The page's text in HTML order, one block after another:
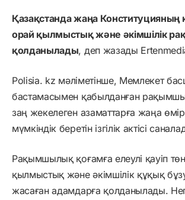
Қазақстанда жаңа
орай қылмыстық және әкімшілік
қолданылады, деп жазады
Polisia. kz мәліметінше, Мемлекет
бастамасымен қабылданған
заң жекелеген азаматтарға жаңа
мүмкіндік беретін ізгілік актісі
Рақымшылық қоғамға елеулі қауіп
қылмыстық және әкімшілік құқық
жасаған адамдарға қолданылады.